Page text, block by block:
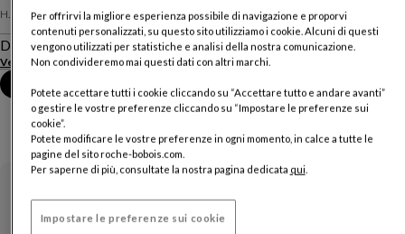
H. 30 X ∅. 102 Cm
Descrizione
Vedere di più Scaricare la scheda tecnica
Garanzia
Per offrirvi la migliore esperienza possibile di navigazione e proporvi
contenuti personalizzati, su questo sito utilizziamo i cookie. Alcuni di questi
vengono utilizzati per statistiche e analisi della nostra comunicazione.
Non condivideremo mai questi dati con altri marchi.
Potete accettare tutti i cookie cliccando su “Accettare tutto e andare avanti”
o gestire le vostre preferenze cliccando su “Impostare le preferenze sui
cookie”.
Potete modificare le vostre preferenze in ogni momento, in calce a tutte le
pagine del sito roche-bobois.com.
Per saperne di più, consultate la nostra pagina dedicata qui
Impostare le preferenze sui cookie